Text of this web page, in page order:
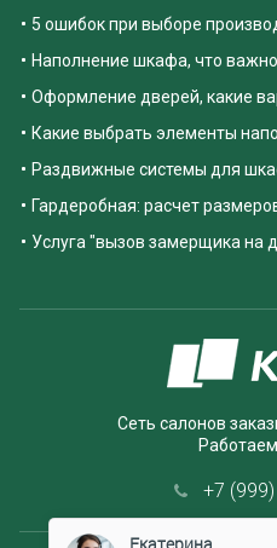
5 ошибок при выборе
Наполнение шкафа, что
Оформление дверей, какие
Какие выбрать элементы
Раздвижные системы для
Гардеробная: расчет
Услуга "вызов замерщика на
Сеть салонов
+7